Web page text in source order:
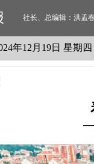
社长、总编辑：洪孟
年12 月 19日 星期 四